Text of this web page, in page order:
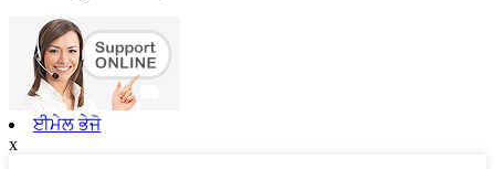
ਈਮੇਲ ਭੇਜੋ
x